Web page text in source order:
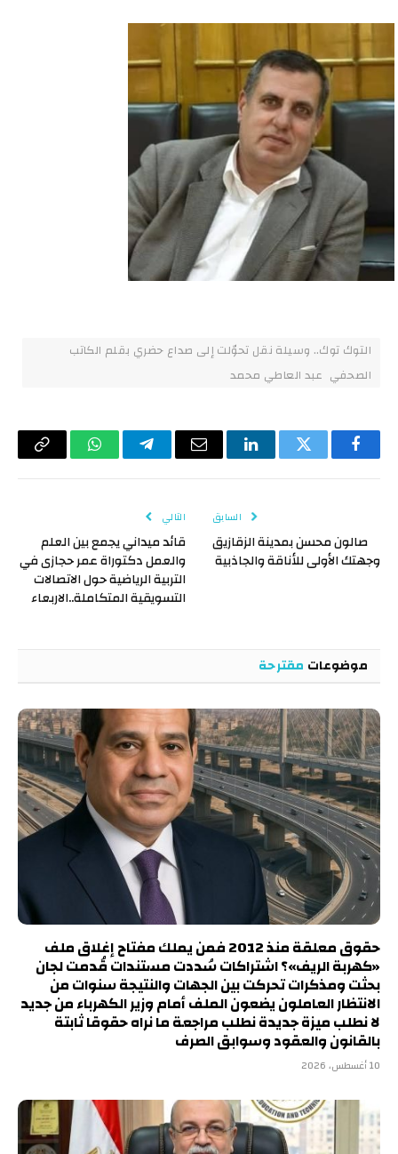
التوك توك.. وسيلة نقل تحوّلت إلى صداع حضري بقلم الكاتب
الصحفي عبد العاطي محمد
فيسبوكتويتر لينكدإن البريد
تيلقرام واتسابCopy
السابق
صالون محسن بمدينة الزقازيق
وجهتك الأولى للأناقة والجاذبية
التالي
قائد ميداني يجمع بين العلم
والعمل دكتوراة عمر حجازى في
التربية الرياضية حول الاتصالات
التسويقية المتكاملة..الاربعاء
موضوعات مقترحة
حقوق معلقة منذ 2012 فمن يملك مفتاح إغلاق ملف
«كهربة الريف»؟ اشتراكات سُددت مستندات قُدمت لجان
بحثت ومذكرات تحركت بين الجهات والنتيجة سنوات من
الانتظار العاملون يضعون الملف أمام وزير الكهرباء من جديد
لا نطلب ميزة جديدة نطلب مراجعة ما نراه حقوقا ثابتة
بالقانون والعقود وسوابق الصرف
10 أغسطس، 2026